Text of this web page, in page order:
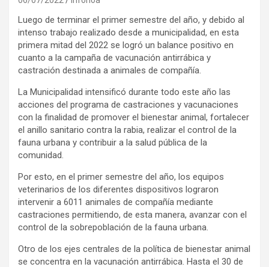
Luego de terminar el primer semestre del año, y debido al
intenso trabajo realizado desde a municipalidad, en esta
primera mitad del 2022 se logró un balance positivo en
cuanto a la campaña de vacunación antirrábica y
castración destinada a animales de compañía.
La Municipalidad intensificó durante todo este año las
acciones del programa de castraciones y vacunaciones
con la finalidad de promover el bienestar animal, fortalecer
el anillo sanitario contra la rabia, realizar el control de la
fauna urbana y contribuir a la salud pública de la
comunidad.
Por esto, en el primer semestre del año, los equipos
veterinarios de los diferentes dispositivos lograron
intervenir a 6011 animales de compañía mediante
castraciones permitiendo, de esta manera, avanzar con el
control de la sobrepoblación de la fauna urbana.
Otro de los ejes centrales de la política de bienestar animal
se concentra en la vacunación antirrábica. Hasta el 30 de